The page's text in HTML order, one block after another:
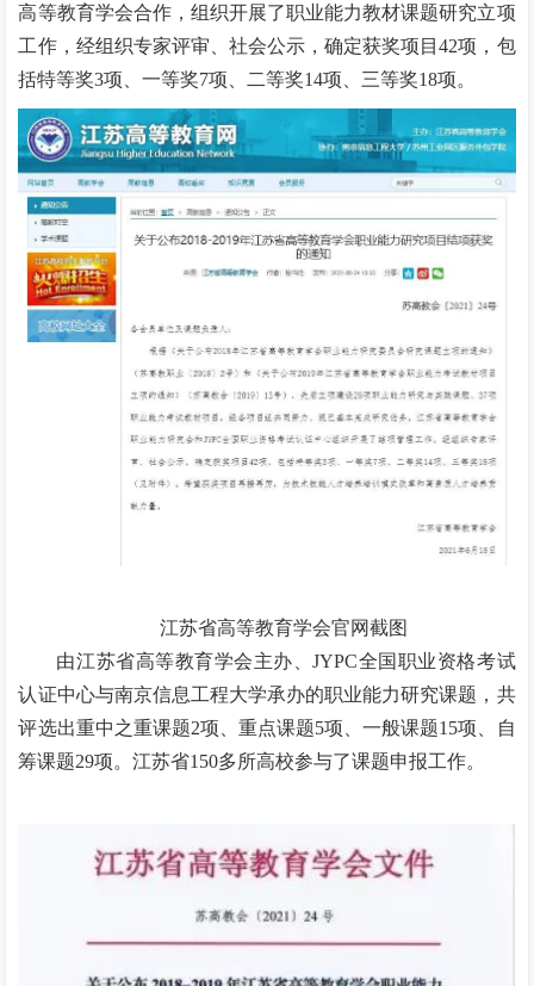
高等教育学会合作，组织开展了职业能力教材课题研究立项
工作，经组织专家评审、社会公示，确定获奖项目42项，包
括特等奖3项、一等奖7项、二等奖14项、三等奖18项。
江苏省高等教育学会官网截图
由江苏省高等教育学会主办、JYPC全国职业资格考试
认证中心与南京信息工程大学承办的职业能力研究课题，共
评选出重中之重课题2项、重点课题5项、一般课题15项、自
筹课题29项。江苏省150多所高校参与了课题申报工作。